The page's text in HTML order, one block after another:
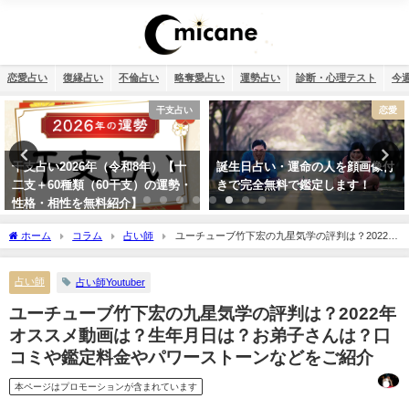
恋愛占い 復縁占い 不倫占い 略奪愛占い 運勢占い 診断・心理テスト 今
干支占い
干支占い2026年（令和8年）【十
二支＋60種類（60干支）の運勢・
性格・相性を無料紹介】
恋愛
誕生日占い・運命の人を顔画像付
きで完全無料で鑑定します！
ホーム コラム 占い師
ユーチューブ竹下宏の九星気学の評判は？2022年
オススメ動画は？生年月日は？お弟子さんは？口コミや鑑定料金やパワーストーンな
占い師
占い師Youtuber
ユーチューブ竹下宏の九星気学の評判は？2022年
オススメ動画は？生年月日は？お弟子さんは？口
コミや鑑定料金やパワーストーンなどをご紹介
本ページはプロモーションが含まれています